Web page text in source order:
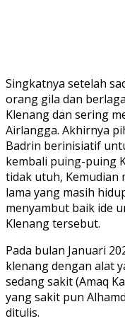
Singkatnya setelah
orang gila dan
Klenang dan sering
Airlangga. Akhirnya
Badrin berinisiatif
kembali puing-puing
tidak utuh,
lama yang masih
menyambut baik ide
Klenang tersebut.
Pada bulan Januari
klenang dengan alat
sedang sakit (Amaq
yang sakit pun
ditulis.